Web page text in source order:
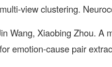
view clustering.
Wang, Xiaobing Zhou. A
emotion-cause pair